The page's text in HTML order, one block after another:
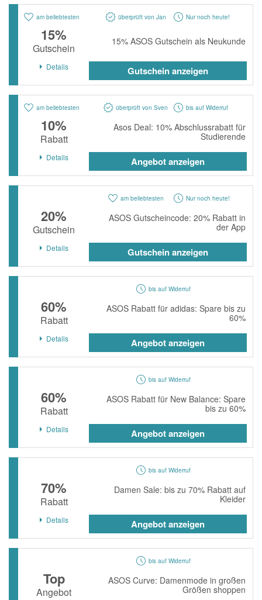
XXXLutz
BADER
momox
vidaXL
CHECK24
LiveFresh
tink
Ankerkraut
ABOUT YOU
Alle Shops anzeigen
am beliebtesten überprüft von Jan Nur noch heute!
15%
Gutschein
15% ASOS Gutschein als Neukunde
Details Gutschein anzeigen
am beliebtesten überprüft von Sven bis auf Widerruf
10%
Rabatt
Asos Deal: 10% Abschlussrabatt für
Studierende
Details Angebot anzeigen
am beliebtesten Nur noch heute!
20%
Gutschein
ASOS Gutscheincode: 20% Rabatt in
der App
Details Gutschein anzeigen
bis auf Widerruf
60%
Rabatt
ASOS Rabatt für adidas: Spare bis zu
60%
Details Angebot anzeigen
bis auf Widerruf
60%
Rabatt
ASOS Rabatt für New Balance: Spare
bis zu 60%
Details Angebot anzeigen
bis auf Widerruf
70%
Rabatt
Damen Sale: bis zu 70% Rabatt auf
Kleider
Details Angebot anzeigen
bis auf Widerruf
Top
Angebot
ASOS Curve: Damenmode in großen
Größen shoppen